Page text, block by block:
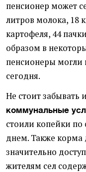
пенсионер может
литров молока, 18
картофеля, 44
образом в
пенсионеры могли
сегодня.
Не стоит забывать
коммунальные
стоили копейки
днем. Также
значительно
жителям сел